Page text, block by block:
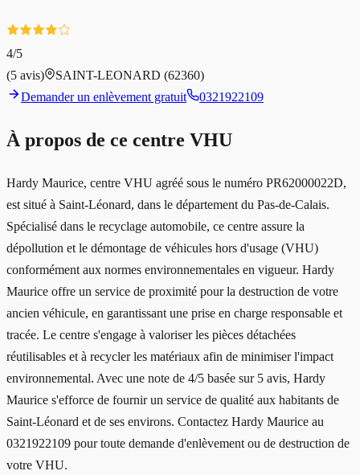
4/5
(5 avis) SAINT-LEONARD (62360)
Demander un enlèvement gratuit
0321922109
À propos de ce centre VHU
Hardy Maurice, centre VHU agréé sous le numéro PR62000022D,
est situé à Saint-Léonard, dans le département du Pas-de-Calais.
Spécialisé dans le recyclage automobile, ce centre assure la
dépollution et le démontage de véhicules hors d'usage (VHU)
conformément aux normes environnementales en vigueur. Hardy
Maurice offre un service de proximité pour la destruction de votre
ancien véhicule, en garantissant une prise en charge responsable et
tracée. Le centre s'engage à valoriser les pièces détachées
réutilisables et à recycler les matériaux afin de minimiser l'impact
environnemental. Avec une note de 4/5 basée sur 5 avis, Hardy
Maurice s'efforce de fournir un service de qualité aux habitants de
Saint-Léonard et de ses environs. Contactez Hardy Maurice au
0321922109 pour toute demande d'enlèvement ou de destruction de
votre VHU.